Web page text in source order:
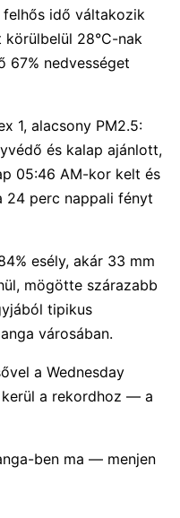
idő váltakozik
körülbelül 28°C-nak
67% nedvességet
1, alacsony PM2.5:
és kalap ajánlott,
05:46 AM-kor kelt és
24 perc nappali fényt
esély, akár 33 mm
mögötte szárazabb
tipikus
városában.
a Wednesday
kerül a rekordhoz — a
ben ma — menjen